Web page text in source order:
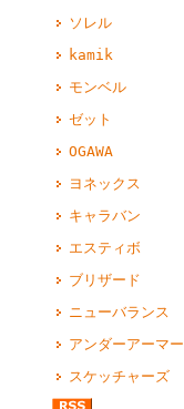
ソレル
kamik
モンベル
ゼット
OGAWA
ヨネックス
キャラバン
エスティボ
ブリザード
ニューバランス
アンダーアーマー
スケッチャーズ